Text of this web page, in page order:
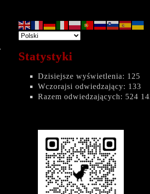
Statystyki
Dzisiejsze wyświetlenia: 125
Wczorajsi odwiedzający: 133
Razem odwiedzających: 524